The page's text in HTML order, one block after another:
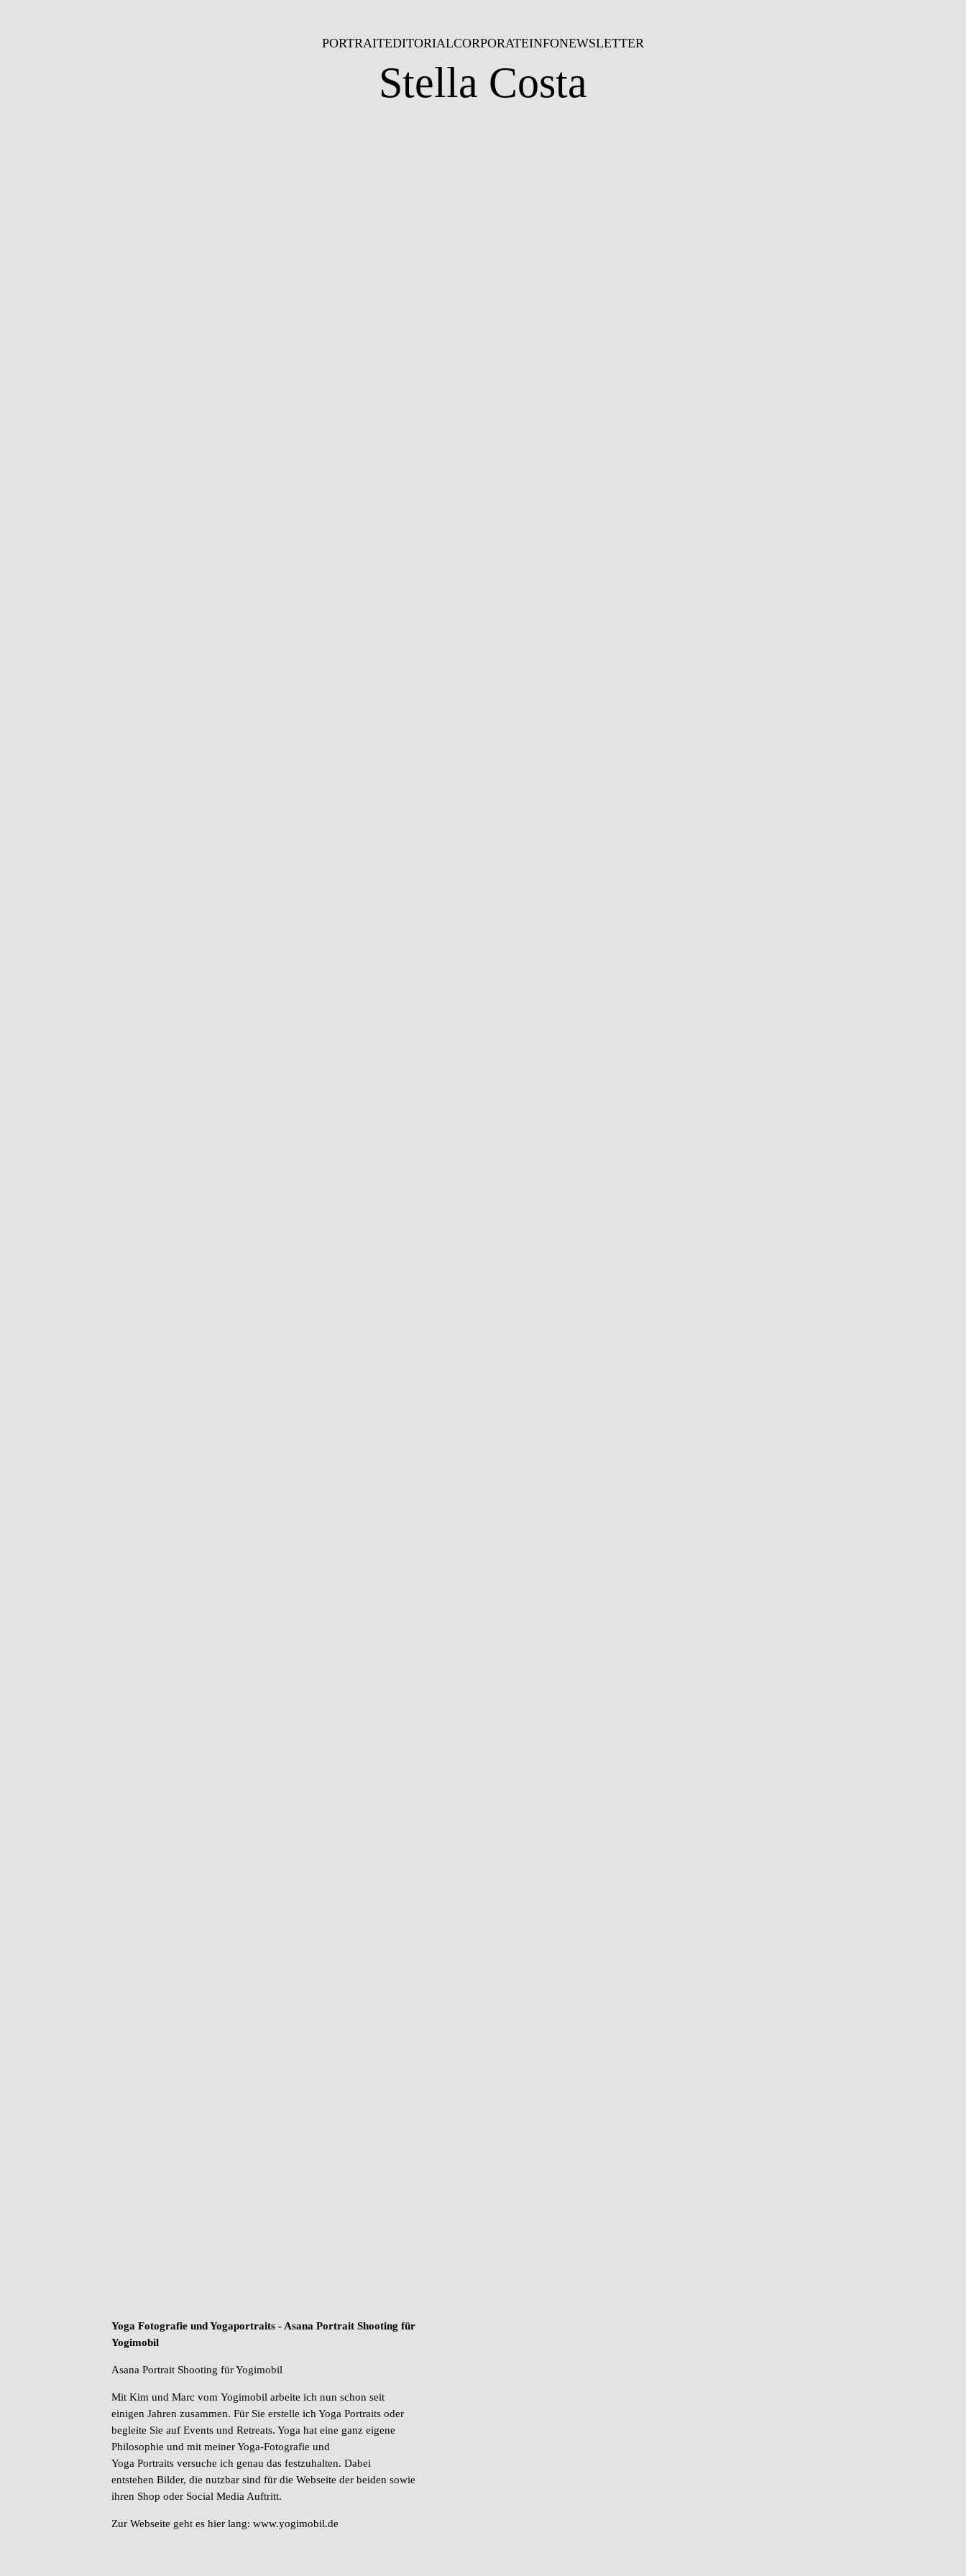
Stella Costa
PORTRAITEDITORIALCORPORATEINFONEWSLETTER
Yoga Fotografie und Yogaportraits - Asana Portrait Shooting für
Yogimobil
Asana Portrait Shooting für Yogimobil
Mit Kim und Marc vom Yogimobil arbeite ich nun schon seit
einigen Jahren zusammen. Für Sie erstelle ich Yoga Portraits oder
begleite Sie auf Events und Retreats. Yoga hat eine ganz eigene
Philosophie und mit meiner Yoga-Fotografie und
Yoga Portraits versuche ich genau das festzuhalten. Dabei
entstehen Bilder, die nutzbar sind für die Webseite der beiden sowie
ihren Shop oder Social Media Auftritt.
Zur Webseite geht es hier lang: www.yogimobil.de